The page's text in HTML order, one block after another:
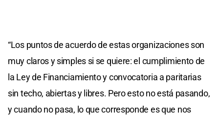
“Los puntos de acuerdo de estas organizaciones son
muy claros y simples si se quiere: el cumplimiento de
la Ley de Financiamiento y convocatoria a paritarias
sin techo, abiertas y libres. Pero esto no está pasando,
y cuando no pasa, lo que corresponde es que nos